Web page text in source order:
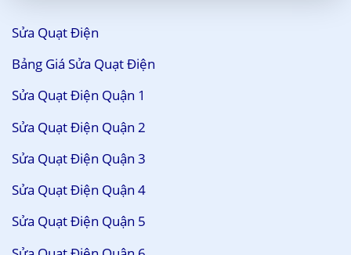
Sửa Quạt Điện
Bảng Giá Sửa Quạt Điện
Sửa Quạt Điện Quận 1
Sửa Quạt Điện Quận 2
Sửa Quạt Điện Quận 3
Sửa Quạt Điện Quận 4
Sửa Quạt Điện Quận 5